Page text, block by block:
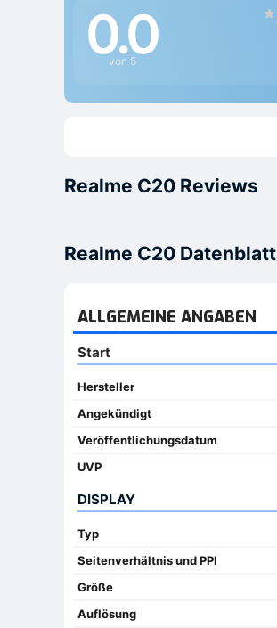
0.0
von 5
Realme C20 Reviews
Realme C20 Datenblatt
ALLGEMEINE ANGABEN
Start
Hersteller
Angekündigt
Veröffentlichungsdatum
UVP
DISPLAY
Typ
Seitenverhältnis und PPI
Größe
Auflösung